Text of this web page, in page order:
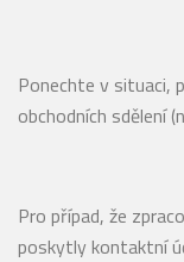
Ponechte v situaci,
obchodních sdělení
Pro případ, že
poskytly kontaktní